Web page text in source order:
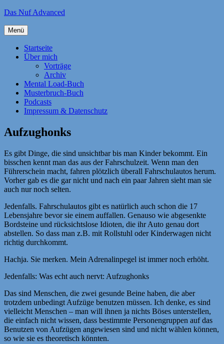
Zum
springen
Das Nuf Advanced
Menü
Startseite
Über mich
Vorträge
Archiv
Mental Load-Buch
Musterbruch-Buch
Podcasts
Impressum & Datenschutz
Aufzughonks
Es gibt Dinge, die sind unsichtbar bis man Kinder bekommt. Ein
bisschen kennt man das aus der Fahrschulzeit. Wenn man den
Führerschein macht, fahren plötzlich überall Fahrschulautos herum.
Vorher gab es die gar nicht und nach ein paar Jahren sieht man sie
auch nur noch selten.
Jedenfalls. Fahrschulautos gibt es natürlich auch schon die 17
Lebensjahre bevor sie einem auffallen. Genauso wie abgesenkte
Bordsteine und rücksichtslose Idioten, die ihr Auto genau dort
abstellen. So dass man z.B. mit Rollstuhl oder Kinderwagen nicht
richtig durchkommt.
Hachja. Sie merken. Mein Adrenalinpegel ist immer noch erhöht.
Jedenfalls: Was echt auch nervt: Aufzughonks
Das sind Menschen, die zwei gesunde Beine haben, die aber
trotzdem unbedingt Aufzüge benutzen müssen. Ich denke, es sind
vielleicht Menschen – man will ihnen ja nichts Böses unterstellen,
die einfach nicht wissen, dass bestimmte Personengruppen auf das
Benutzen von Aufzügen angewiesen sind und nicht wählen können,
so wie sie es theoretisch könnten.